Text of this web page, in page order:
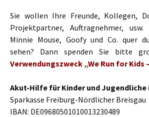
Sie wollen Ihre Freunde, Kollegen,
Projektpartner, Auftragnehmer,
Minnie Mouse, Goofy und Co. quer
sehen? Dann spenden Sie bitte
Verwendungszweck „We Run for Kids
Akut-Hilfe für Kinder und Jugendliche
Sparkasse Freiburg-Nördlicher Breisgau
IBAN: DE09680501010013230489